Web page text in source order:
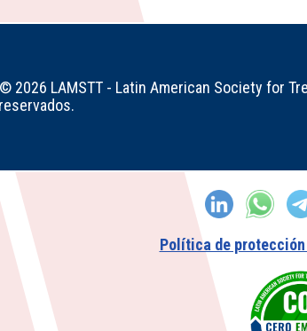
2026 LAMSTT - Latin American Society for
Política de